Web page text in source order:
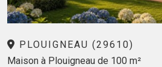
PLOUIGNEAU (29610)
Maison à Plouigneau de 100 m²